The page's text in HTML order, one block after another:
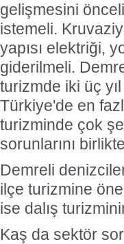
gelişmesini
istemeli.
yapısı elektriği,
giderilmeli.
turizmde iki üç yıl
Türkiye'de en
turizminde çok
sorunlarını
Demreli
ilçe turizmine
ise dalış
Kaş da sektör